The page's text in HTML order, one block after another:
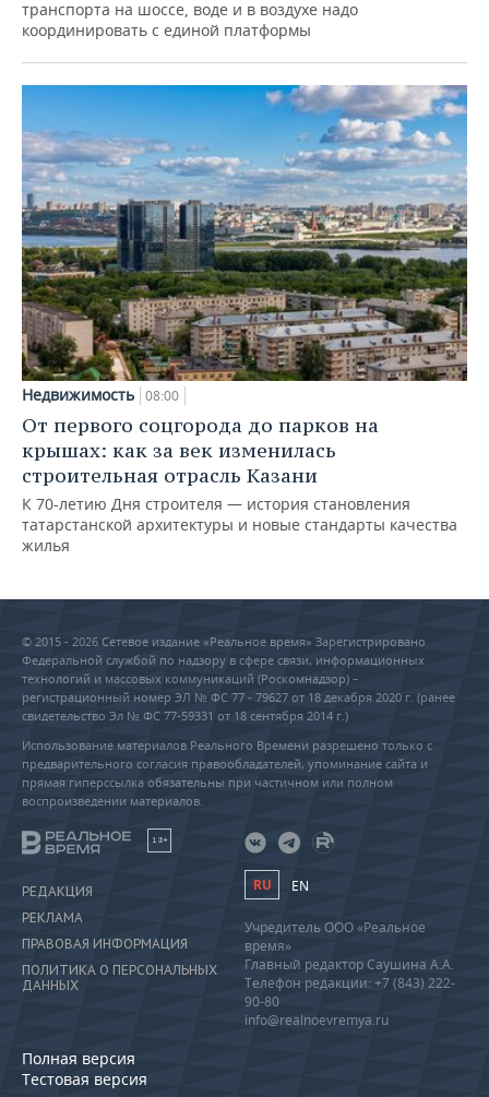
транспорта на шоссе, воде и в воздухе надо
координировать с единой платформы
Недвижимость 08:00
От первого соцгорода до парков на
крышах: как за век изменилась
строительная отрасль Казани
К 70-летию Дня строителя — история становления
татарстанской архитектуры и новые стандарты качества
жилья
© 2015 - 2026 Сетевое издание «Реальное время» Зарегистрировано
Федеральной службой по надзору в сфере связи, информационных
технологий и массовых коммуникаций (Роскомнадзор) –
регистрационный номер ЭЛ № ФС 77 - 79627 от 18 декабря 2020 г. (ранее
свидетельство Эл № ФС 77-59331 от 18 сентября 2014 г.)
Использование материалов Реального Времени разрешено только с
предварительного согласия правообладателей, упоминание сайта и
прямая гиперссылка обязательны при частичном или полном
воспроизведении материалов.
18+
РЕДАКЦИЯ
РЕКЛАМА
ПРАВОВАЯ ИНФОРМАЦИЯ
ПОЛИТИКА О ПЕРСОНАЛЬНЫХ
ДАННЫХ
Полная версия
Тестовая версия
RU EN
Учредитель ООО «Реальное
время»
Главный редактор Саушина А.А.
Телефон редакции: +7 (843) 222-
90-80
info@realnoevremya.ru